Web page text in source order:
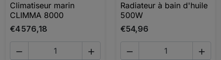
Climatiseur marin
CLIMMA 8000
€4 576,18
 
Radiateur à bain d'huile
500W
€54,96
 